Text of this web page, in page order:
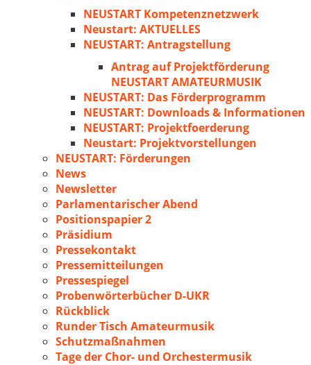
NEUSTART Kompetenznetzwerk
Neustart: AKTUELLES
NEUSTART: Antragstellung
Antrag auf Projektförderung
NEUSTART AMATEURMUSIK
NEUSTART: Das Förderprogramm
NEUSTART: Downloads & Informationen
NEUSTART: Projektfoerderung
Neustart: Projektvorstellungen
NEUSTART: Förderungen
News
Newsletter
Parlamentarischer Abend
Positionspapier 2
Präsidium
Pressekontakt
Pressemitteilungen
Pressespiegel
Probenwörterbücher D-UKR
Rückblick
Runder Tisch Amateurmusik
Schutzmaßnahmen
Tage der Chor- und Orchestermusik